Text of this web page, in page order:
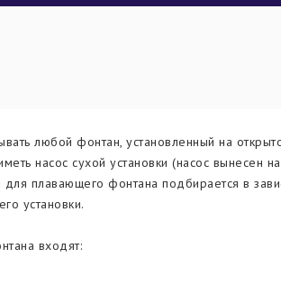
любой фонтан, установленный на
насос сухой установки (насос вынесен
плавающего фонтана подбирается в
установки.
входят: